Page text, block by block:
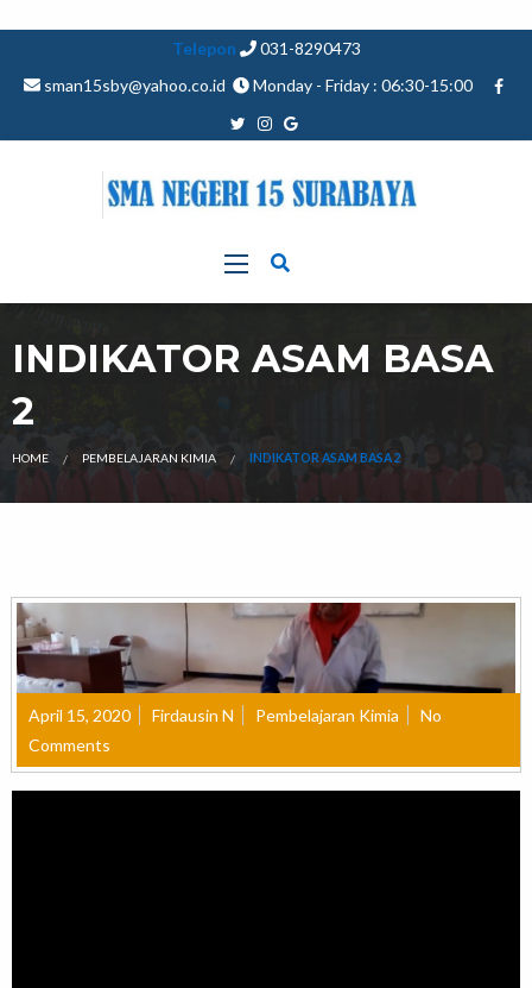
Telepon
031-8290473
sman15sby@yahoo.co.id
Monday - Friday : 06:30-15:00
INDIKATOR ASAM BASA
2
HOME PEMBELAJARAN KIMIA INDIKATOR ASAM BASA 2
April 15, 2020 Firdausin N Pembelajaran Kimia
No
Comments